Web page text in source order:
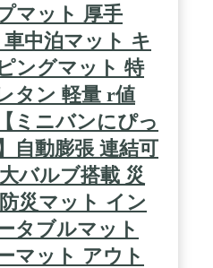
は、付属の「補修パッ
い。※補修パッチは穴を完
ありません。応急処置とし
パッチはマットの裏面に
ラー】タン 【サイズ】使
65cm×厚さ8cm、2枚連結
、収納時：約）長さ
/ 【重量】約2.7kg 【材質】
レタンフォーム／収納袋：
マット本体、収納袋、ゴム
マット 厚手
車中泊マット キ
ングマット 特
タン 軽量 r値
ミニバンにぴっ
自動膨張 連結可
バルブ搭載 災
災マット イン
タブルマット
マット アウト